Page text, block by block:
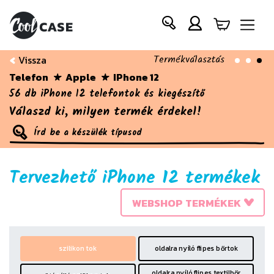
Vissza Termékválasztás
Telefon Apple IPhone 12
56 db iPhone 12 telefontok és kiegészítő
Válaszd ki, milyen termék érdekel!
Tervezhető iPhone 12 termékek
WEBSHOP TERMÉKEK
szilikon tok oldalra nyíló flipes bőrtok